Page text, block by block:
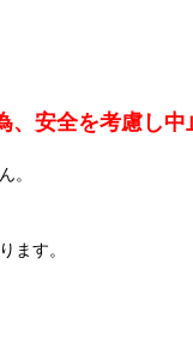
、安全を考慮し中
。
ます。